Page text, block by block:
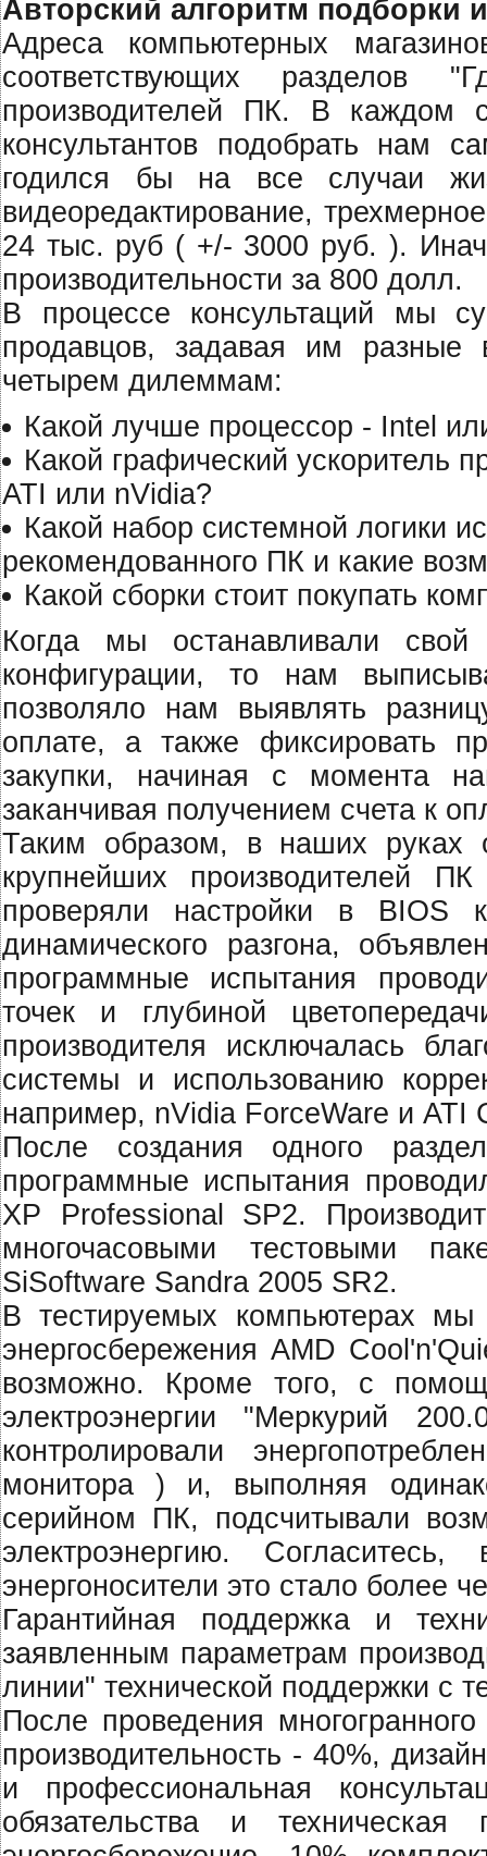
Авторский алгоритм подборки
Адреса компьютерных
соответствующих разделов
производителей ПК. В каждом
консультантов подобрать нам
годился бы на все случаи
видеоредактирование,
24 тыс. руб ( +/- 3000 руб. ).
производительности за 800 долл.
В процессе консультаций мы
продавцов, задавая им разные
четырем дилеммам:
Какой лучше процессор - Intel
Какой графический ускоритель
ATI или nVidia?
Какой набор системной логики
рекомендованного ПК и какие
Какой сборки стоит покупать
Когда мы останавливали
конфигурации, то нам
позволяло нам выявлять
оплате, а также фиксировать
закупки, начиная с момента
заканчивая получением счета к
Таким образом, в наших руках
крупнейших производителей
проверяли настройки в BIOS
динамического разгона,
программные испытания
точек и глубиной
производителя исключалась
системы и использованию
например, nVidia ForceWare и ATI
После создания одного
программные испытания
XP Professional SP2.
многочасовыми тестовыми
SiSoftware Sandra 2005 SR2.
В тестируемых компьютерах мы
энергосбережения AMD
возможно. Кроме того, с
электроэнергии "Меркурий
контролировали
монитора ) и, выполняя
серийном ПК, подсчитывали
электроэнергию.
энергоносители это стало более
Гарантийная поддержка и
заявленным параметрам
линии" технической поддержки с
После проведения
производительность - 40%,
и профессиональная
обязательства и